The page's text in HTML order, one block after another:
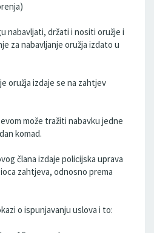
nabavljati, držati i nositi oružje i
za nabavljanje oružja izdato u
oružja izdaje se na zahtjev
može tražiti nabavku jedne
komad.
člana izdaje policijska uprava
zahtjeva, odnosno prema
o ispunjavanju uslova i to: